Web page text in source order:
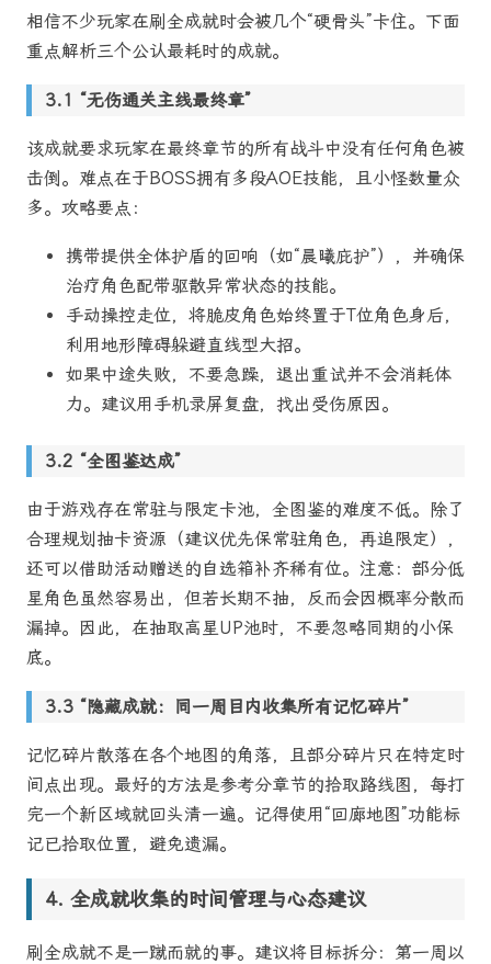
相信不少玩家在刷全成就时会被几个“硬骨头”卡住。下面
重点解析三个公认最耗时的成就。
“无伤通关主线最终章”
该成就要求玩家在最终章节的所有战斗中没有任何角色被
击倒。难点在于BOSS拥有多段AOE技能，且小怪数量众
多。攻略要点：
携带提供全体护盾的回响（如“晨曦庇护”），并确保
治疗角色配带驱散异常状态的技能。
手动操控走位，将脆皮角色始终置于T位角色身后，
利用地形障碍躲避直线型大招。
如果中途失败，不要急躁，退出重试并不会消耗体
力。建议用手机录屏复盘，找出受伤原因。
“全图鉴达成”
由于游戏存在常驻与限定卡池，全图鉴的难度不低。除了
合理规划抽卡资源（建议优先保常驻角色，再追限定），
还可以借助活动赠送的自选箱补齐稀有位。注意：部分低
星角色虽然容易出，但若长期不抽，反而会因概率分散而
漏掉。因此，在抽取高星UP池时，不要忽略同期的小保
底。
“隐藏成就：同一周目内收集所有记忆碎片”
记忆碎片散落在各个地图的角落，且部分碎片只在特定时
间点出现。最好的方法是参考分章节的拾取路线图，每打
完一个新区域就回头清一遍。记得使用“回廊地图”功能标
记已拾取位置，避免遗漏。
全成就收集的时间管理与心态建议
刷全成就不是一蹴而就的事。建议将目标拆分：第一周以